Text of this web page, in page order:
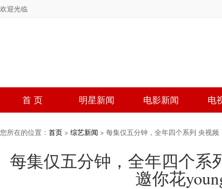
欢迎光临
首 页 明星新闻 电影新闻 电
您所在的位置： 首页 > 综艺新闻 > 每集仅五分钟，全年四个系列 央视频
推荐》邀你花young“尝鲜”
每集仅五分钟，全年四个系
邀你花